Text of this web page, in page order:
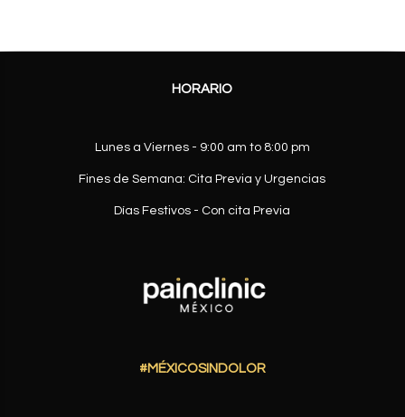
HORARIO
Lunes a Viernes - 9:00 am to 8:00 pm
Fines de Semana: Cita Previa y Urgencias
Días Festivos - Con cita Previa
#MÉXICOSINDOLOR